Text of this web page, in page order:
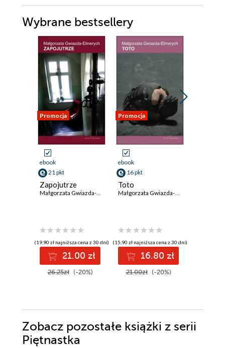
Wybrane bestsellery
Promocja
ebook
21 pkt
Zapojutrze
(19,90 zł najniższa cena z 30 dni)
21.00 zł
26.25zł (-20%)
Promocja
ebook
16 pkt
Toto
(15,90 zł najniższa cena z 30 dni)
16.80 zł
21.00zł (-20%)
Zobacz pozostałe książki z serii
Piętnastka